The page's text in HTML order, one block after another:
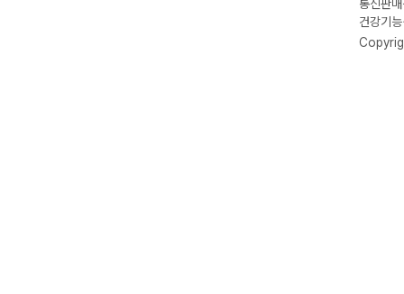
통신판
건강기